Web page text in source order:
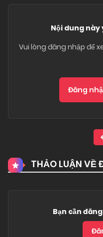
Nội dung này
Vui lòng đăng nhập để
Đăng
THẢO LUẬN VỀ
Bạn cần